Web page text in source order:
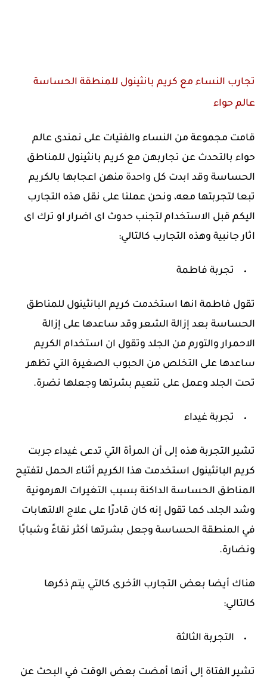
تجارب النساء مع كريم بانثينول للمنطقة الحساسة
عالم حواء
قامت مجموعة من النساء والفتيات على نمندى عالم
حواء بالتحدث عن تجاربهن مع كريم بانثينول للمناطق
الحساسة وقد ابدت كل واحدة منهن اعجابها بالكريم
تبعا لتجربتها معه، ونحن عملنا على نقل هذه التجارب
اليكم قبل الاستخدام لتجنب حدوث اى اضرار او ترك اى
اثار جانبية وهذه التجارب كالتالي:
تجربة فاطمة
تقول فاطمة انها استخدمت كريم البانثينول للمناطق
الحساسة بعد إزالة الشعر وقد ساعدها على إزالة
الاحمرار والتورم من الجلد وتقول ان استخدام الكريم
ساعدها على التخلص من الحبوب الصغيرة التي تظهر
تحت الجلد وعمل على تنعيم بشرتها وجعلها نضرة.
تجربة غيداء
تشير التجربة هذه إلى أن المرأة التي تدعى غيداء جربت
كريم البانثينول استخدمت هذا الكريم أثناء الحمل لتفتيح
المناطق الحساسة الداكنة بسبب التغيرات الهرمونية
وشد الجلد، كما تقول إنه كان قادرًا على علاج الالتهابات
في المنطقة الحساسة وجعل بشرتها أكثر نقاءً وشبابًا
ونضارة.
هناك أيضا بعض التجارب الأخرى كالتي يتم ذكرها
كالتالي:
التجربة الثالثة
تشير الفتاة إلى أنها أمضت بعض الوقت في البحث عن